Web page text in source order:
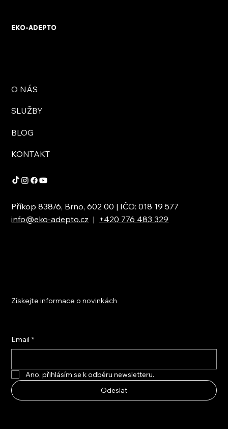
EKO-ADEPTO
O NÁS
SLUŽBY
BLOG
KONTAKT
Příkop 838/6, Brno, 602 00 | IČO: 018 19 577
info@eko-adepto.cz | +420 776 483 329
Získejte informace o novinkách
Email *
Ano, přihlásím se k odběru newsletteru.
Odeslat